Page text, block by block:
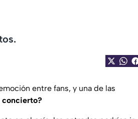
entre fans, y una de las
concierto?